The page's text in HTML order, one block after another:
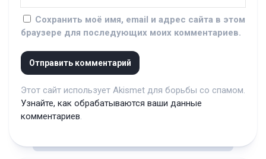
Сохранить моё имя, email и адрес сайта в этом
браузере для последующих моих комментариев.
Этот сайт использует Akismet для борьбы со спамом.
Узнайте, как обрабатываются ваши данные
комментариев.